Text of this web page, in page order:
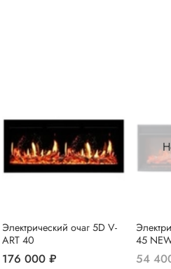
Электрический очаг 5D V-
ART 40
176 000 ₽
45
54